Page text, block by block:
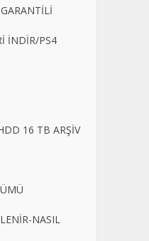
İNDİR/PS4
16 TB ARŞİV
NASIL